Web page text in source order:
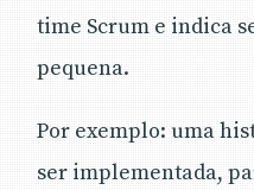
time Scrum e indica
pequena.
Por exemplo: uma
ser implementada,